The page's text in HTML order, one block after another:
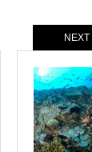
NEXT